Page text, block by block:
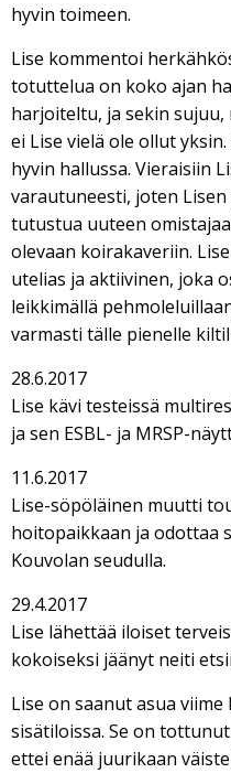
hyvin toimeen.
Lise kommentoi
totuttelua on koko ajan
harjoiteltu, ja sekin
ei Lise vielä ole ollut
hyvin hallussa. Vieraisiin
varautuneesti, joten
tutustua uuteen
olevaan koirakaveriin.
utelias ja aktiivinen, joka
leikkimällä
varmasti tälle pienelle
28.6.2017
Lise kävi testeissä
ja sen ESBL- ja MRSP-
11.6.2017
Lise-söpöläinen muutti
hoitopaikkaan ja odottaa
Kouvolan seudulla.
29.4.2017
Lise lähettää iloiset
kokoiseksi jäänyt neiti
Lise on saanut asua
sisätiloissa. Se on
ettei enää juurikaan